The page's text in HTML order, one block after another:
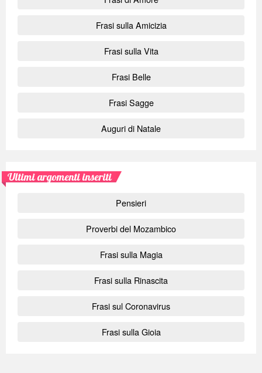
Frasi sulla Amicizia
Frasi sulla Vita
Frasi Belle
Frasi Sagge
Auguri di Natale
Ultimi argomenti inseriti
Pensieri
Proverbi del Mozambico
Frasi sulla Magia
Frasi sulla Rinascita
Frasi sul Coronavirus
Frasi sulla Gioia